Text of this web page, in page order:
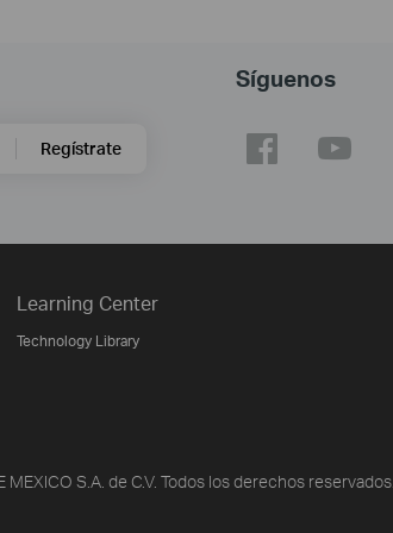
Regístrate
Síguenos
Learning Center
Technology Library
S.A. de C.V. Todos los derechos reservados.